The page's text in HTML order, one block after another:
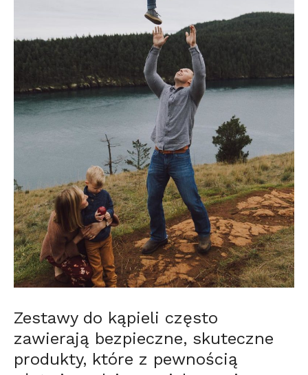
Zestawy do kąpieli często
zawierają bezpieczne, skuteczne
produkty, które z pewnością